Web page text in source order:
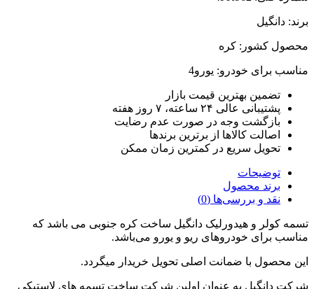
برند: دانگیل
محصول کشور: کره
مناسب برای خودرو: یورو4
تضمین بهترین قیمت بازار
پشتیبانی عالی ۲۴ ساعته، ۷ روز هفته
بازگشت وجه در صورت عدم رضایت
اصالت کالاها از برترین برندها
تحویل سریع در کمترین زمان ممکن
توضیحات
برند محصول
نقد و بررسی‌ها (0)
تسمه کولر و هیدورلیک دانگیل ساخت کره جنوبی می باشد که
مناسب برای خودروهای ریو و یورو می‌باشد.
این محصول با ضمانت اصلی تحویل خریدار میگردد.
شرکت دانگیل به عنوان اولین شرکت ساخت تسمه های لاستیکی